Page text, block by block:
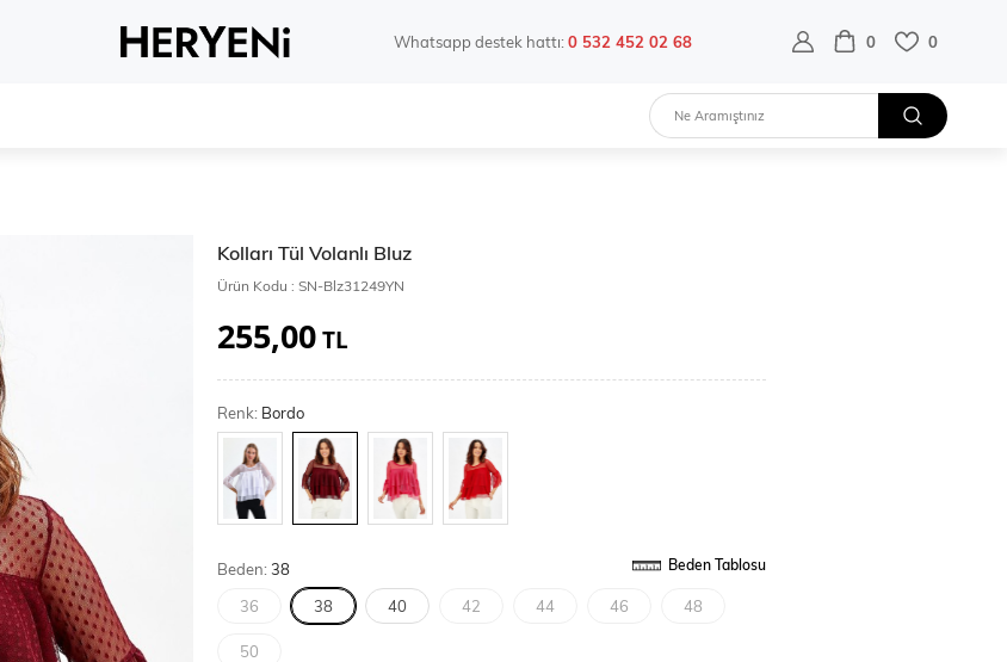
Whatsapp destek hattı:0 532 452 02 68 0 0
Kolları Tül Volanlı Bluz
Ürün Kodu : SN-Blz31249YN
255,00TL
Renk: Bordo
Beden:38 Beden Tablosu
36 38 40 42 44 46 48
50